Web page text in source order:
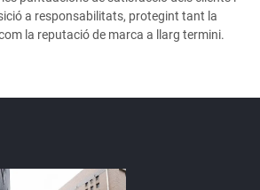
a responsabilitats, protegint tant la
la reputació de marca a llarg termini.